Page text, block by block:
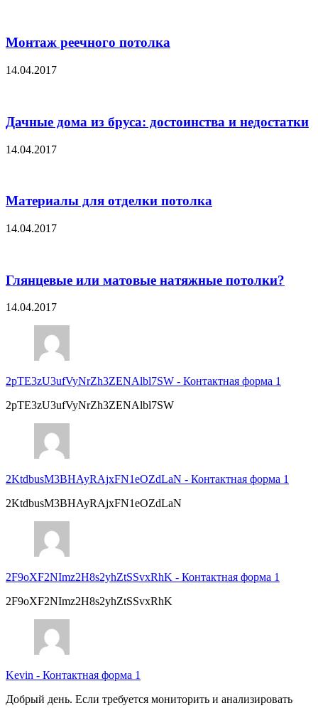
Монтаж реечного потолка
14.04.2017
Дачные дома из бруса: достоинства и недостатки
14.04.2017
Материалы для отделки потолка
14.04.2017
Глянцевые или матовые натяжные потолки?
14.04.2017
2pTE3zU3ufVyNrZh3ZENAlbl7SW - Контактная форма 1
2pTE3zU3ufVyNrZh3ZENAlbl7SW
2KtdbusM3BHAyRAjxFN1eOZdLaN - Контактная форма 1
2KtdbusM3BHAyRAjxFN1eOZdLaN
2F9oXF2NImz2H8s2yhZtSSvxRhK - Контактная форма 1
2F9oXF2NImz2H8s2yhZtSSvxRhK
Kevin - Контактная форма 1
Добрый день. Если требуется мониторить и анализировать